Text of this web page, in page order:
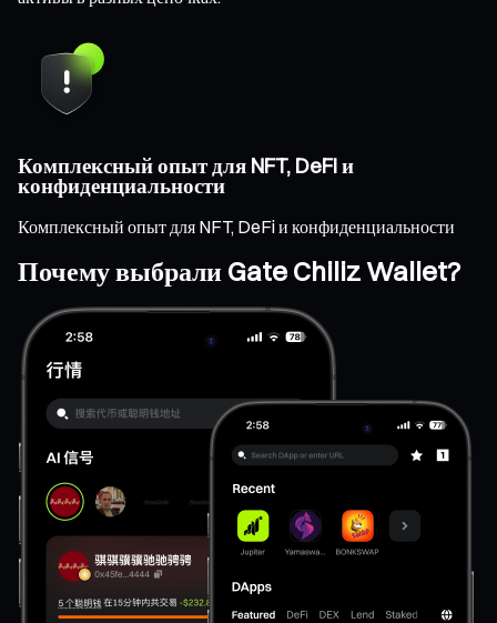
Комплексный опыт для NFT, DeFi и
конфиденциальности
Комплексный опыт для NFT, DeFi и конфиденциальности
Почему выбрали Gate Chiliz Wallet?